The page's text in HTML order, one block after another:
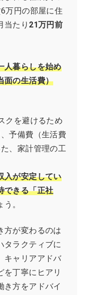
万円の部屋に住
当たり 21万円前
人暮らしを始め
面の生活費）
クを避けるため
予備費（生活費
、家計管理の工
入が安定してい
できる「正社
。
方が変わるのは
タラクティブに
キャリアアドバ
を丁寧にヒアリ
き方をアドバイ